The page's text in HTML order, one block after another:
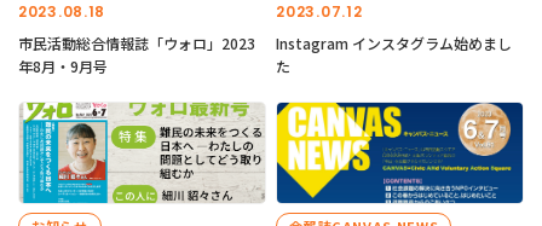
2023.08.18
市民活動総合情報誌「ウォロ」2023
年8月・9月号
2023.07.12
Instagram インスタグラム始めまし
た